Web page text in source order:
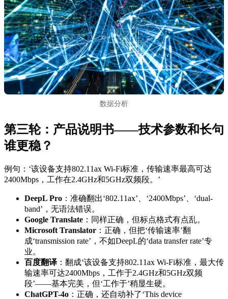
数据分析
第三轮：产品说明书——技术参数和长句
谁更稳？
例句：‘该设备支持802.11ax Wi-Fi标准，传输速率最高可达
2400Mbps，工作在2.4GHz和5GHz双频段。’
DeepL Pro ：准确翻出‘802.11ax’、‘2400Mbps’、‘dual-
band’，无语法错误。
Google Translate ：同样正确，但标点格式有点乱。
Microsoft Translator ：正确，但把‘传输速率’翻
成‘transmission rate’，不如DeepL的‘data transfer rate’专
业。
百度翻译 ：翻成‘该设备支持802.11ax Wi-Fi标准，最大传
输速率可达2400Mbps，工作于2.4GHz和5GHz双频
段’——基本完美，但‘工作于’稍显生硬。
ChatGPT-4o ：正确，还自动补了‘This device